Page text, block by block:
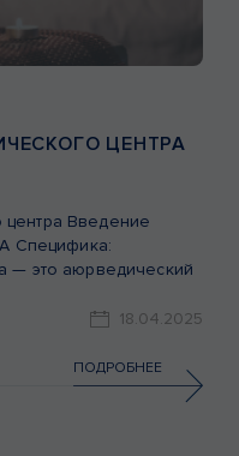
ЦЕНТРА
центра Введение
Специфика:
— это аюрведический
Индии гармонично
релаксацией,
На момент
18.04.2025
ПОДРОБНЕЕ